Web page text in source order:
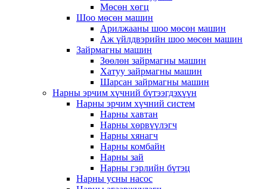
Мөсөн хөгц
Шоо мөсөн машин
Арилжааны шоо мөсөн машин
Аж үйлдвэрийн шоо мөсөн машин
Зайрмагны машин
Зөөлөн зайрмагны машин
Хатуу зайрмагны машин
Шарсан зайрмагны машин
Нарны эрчим хүчний бүтээгдэхүүн
Нарны эрчим хүчний систем
Нарны хавтан
Нарны хөрвүүлэгч
Нарны хянагч
Нарны комбайн
Нарны зай
Нарны гэрлийн бүтэц
Нарны усны насос